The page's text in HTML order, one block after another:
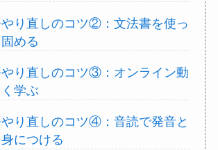
り直しのコツ②：文法書を使っ
める
り直しのコツ③：オンライン動
学ぶ
り直しのコツ④：音読で発音と
につける